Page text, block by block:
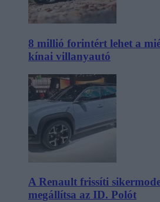
8 millió forintért lehet a
kínai villanyautó
A Renault frissíti
megállítsa az ID. Polót